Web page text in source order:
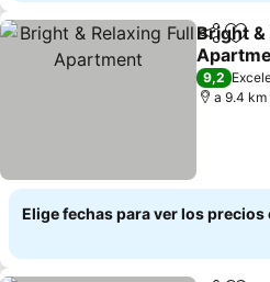
Bright &
9,2
a 9.4
Elige fechas para ver los precios